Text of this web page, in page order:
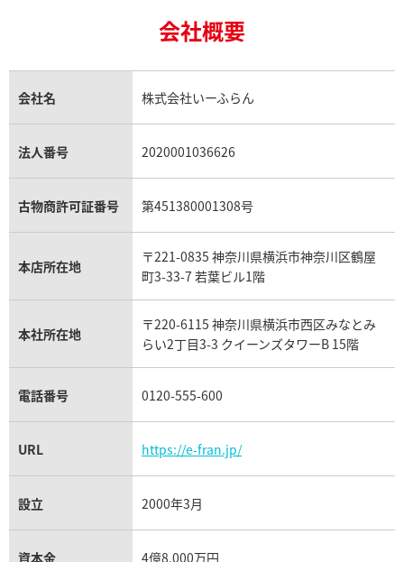
金貨買取
貴金属買取
銀・シルバー買取
パラジウム買取
トパーズ買取
タンザナイト買取
キャッツアイ買取
アクアマリン買取
ロレックス エクスプローラー買取
ロレックス デイトジャスト買取
パテック フィリップノーチラス買取
ヴァシュロン・コンスタンタン買取
オメガ買取
カルティエ買取
フランク ミュラー買取
リシャール・ミル買取
パネライ買取
チューダー（チュードル）買取
シャネル マトラッセ買取
セリーヌ買取
プラダ買取
ヴァンクリーフ＆アーペル買取
ショーメ買取
ダミアーニ買取
モーブッサン買取
会社概要
会社名 株式会社いーふらん
法人番号 2020001036626
古物商許可証番号 第451380001308号
本店所在地
〒221-0835 神奈川県横浜市神奈川区鶴屋
町3-33-7 若葉ビル1階
本社所在地
〒220-6115 神奈川県横浜市西区みなとみ
らい2丁目3-3 クイーンズタワーB 15階
電話番号 0120-555-600
URL https://e-fran.jp/
設立 2000年3月
資本金 4億8,000万円